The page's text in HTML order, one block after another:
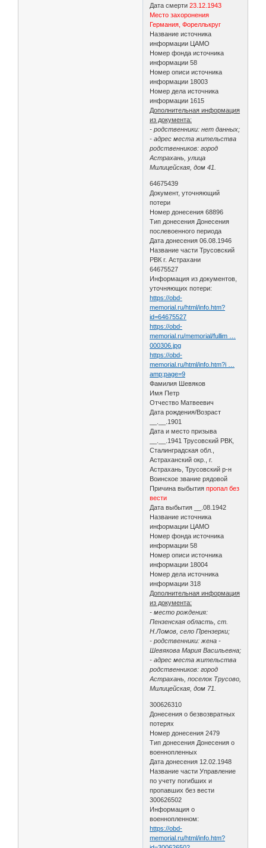
Дата смерти23.12.1943
Место захоронения
Германия, Фореллькруг
Название источника
информации ЦАМО
Номер фонда источника
информации 58
Номер описи источника
информации 18003
Номер дела источника
информации 1615
Дополнительная информация
из документа:
- родственники: нет данных;
- адрес места жительства
родственников: город
Астрахань, улица
Милицейская, дом 41.
64675439
Документ, уточняющий
потери
Номер донесения 68896
Тип донесения Донесения
послевоенного периода
Дата донесения 06.08.1946
Название части Трусовский
РВК г. Астрахани
64675527
Информация из документов,
уточняющих потери:
https://obd-
memorial.ru/html/info.htm?
id=64675527
https://obd-
memorial.ru/memorial/fullim …
000306.jpg
https://obd-
memorial.ru/html/info.htm?i …
amp;page=9
Фамилия Шевяков
Имя Петр
Отчество Матвеевич
Дата рождения/Возраст
__.__.1901
Дата и место призыва
__.__.1941 Трусовский РВК,
Сталинградская обл.,
Астраханский окр., г.
Астрахань, Трусовский р-н
Воинское звание рядовой
Причина выбытияпропал без
вести
Дата выбытия __.08.1942
Название источника
информации ЦАМО
Номер фонда источника
информации 58
Номер описи источника
информации 18004
Номер дела источника
информации 318
Дополнительная информация
из документа:
- место рождения:
Пензенская область, ст.
Н.Ломов, село Прензерки;
- родственники: жена -
Шевякова Мария Васильевна;
- адрес места жительства
родственников: город
Астрахань, поселок Трусово,
Милицейская, дом 71.
300626310
Донесения о безвозвратных
потерях
Номер донесения 2479
Тип донесения Донесения о
военнопленных
Дата донесения 12.02.1948
Название части Управление
по учету погибших и
пропавших без вести
300626502
Информация о
военнопленном:
https://obd-
memorial.ru/html/info.htm?